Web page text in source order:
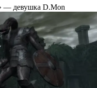
— девушка D.Mon